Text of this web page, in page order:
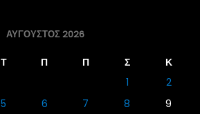
ΑΎΓΟΥΣΤΟΣ 2026
Τ Π Π Σ
Κ
1
2
5 6 7 8
9